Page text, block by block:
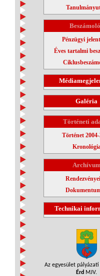
Pénzügyi
Éves tartalmi
Galéria
Történeti
Történet 2004-
Technikai
Az egyesület
Érd MJV.